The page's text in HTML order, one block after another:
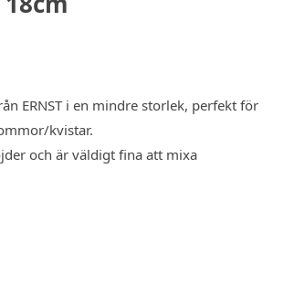
ERNST i en mindre storlek, perfekt för
kvistar.
och är väldigt fina att mixa